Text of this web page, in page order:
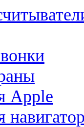
Apple